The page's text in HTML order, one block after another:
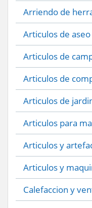
Arriendo de
Articulos de aseo
Articulos de
Articulos de
Articulos de
Articulos para
Articulos y
Articulos y
Calefaccion y